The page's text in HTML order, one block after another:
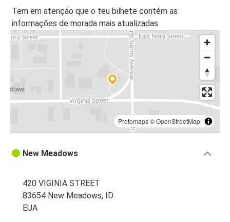
Tem em atenção que o teu bilhete contém as
informações de morada mais atualizadas.
Protomaps©OpenStreetMap
New Meadows
420 VIGINIA STREET
83654 New Meadows, ID
EUA